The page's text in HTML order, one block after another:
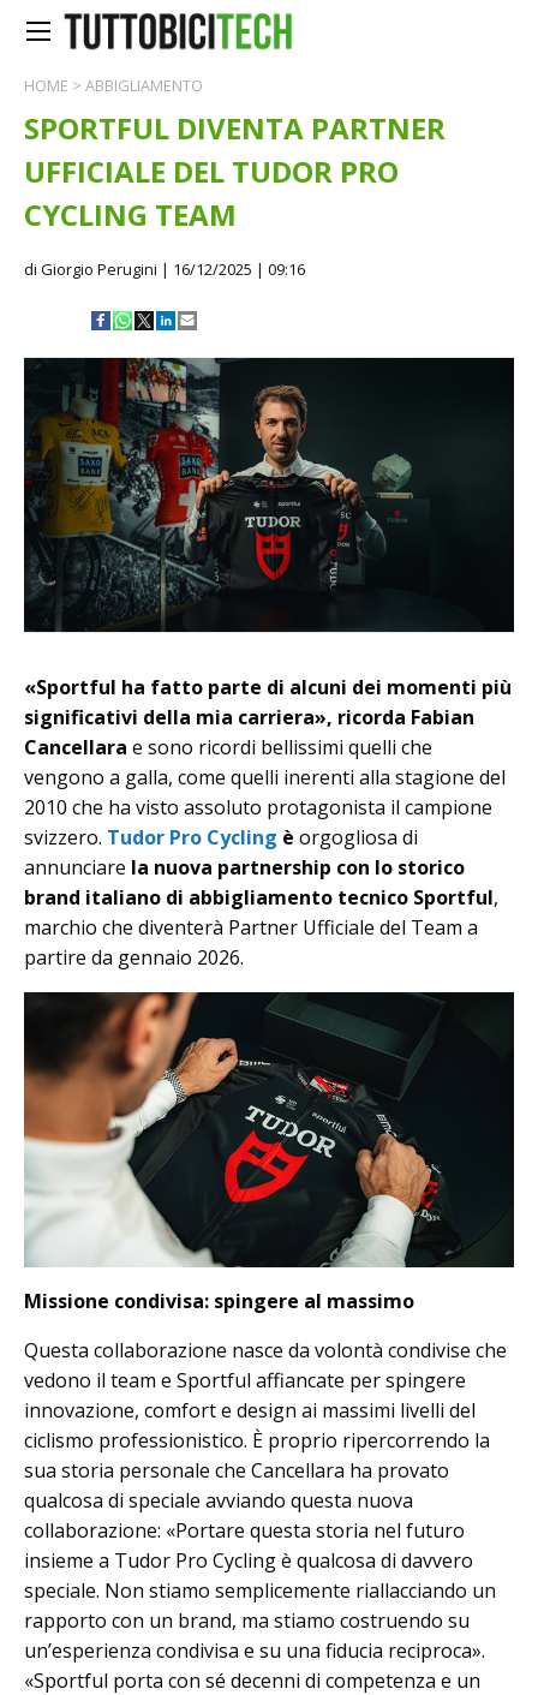
HOME > ABBIGLIAMENTO
SPORTFUL DIVENTA PARTNER
UFFICIALE DEL TUDOR PRO
CYCLING TEAM
di Giorgio Perugini | 16/12/2025 | 09:16
«Sportful ha fatto parte di alcuni dei momenti più
significativi della mia carriera», ricorda Fabian
Cancellara e sono ricordi bellissimi quelli che
vengono a galla, come quelli inerenti alla stagione del
2010 che ha visto assoluto protagonista il campione
svizzero. Tudor Pro Cycling è orgogliosa di
annunciare la nuova partnership con lo storico
brand italiano di abbigliamento tecnico Sportful,
marchio che diventerà Partner Ufficiale del Team a
partire da gennaio 2026.
Missione condivisa: spingere al massimo
Questa collaborazione nasce da volontà condivise che
vedono il team e Sportful affiancate per spingere
innovazione, comfort e design ai massimi livelli del
ciclismo professionistico. È proprio ripercorrendo la
sua storia personale che Cancellara ha provato
qualcosa di speciale avviando questa nuova
collaborazione: «Portare questa storia nel futuro
insieme a Tudor Pro Cycling è qualcosa di davvero
speciale. Non stiamo semplicemente riallacciando un
rapporto con un brand, ma stiamo costruendo su
un’esperienza condivisa e su una fiducia reciproca».
«Sportful porta con sé decenni di competenza e un